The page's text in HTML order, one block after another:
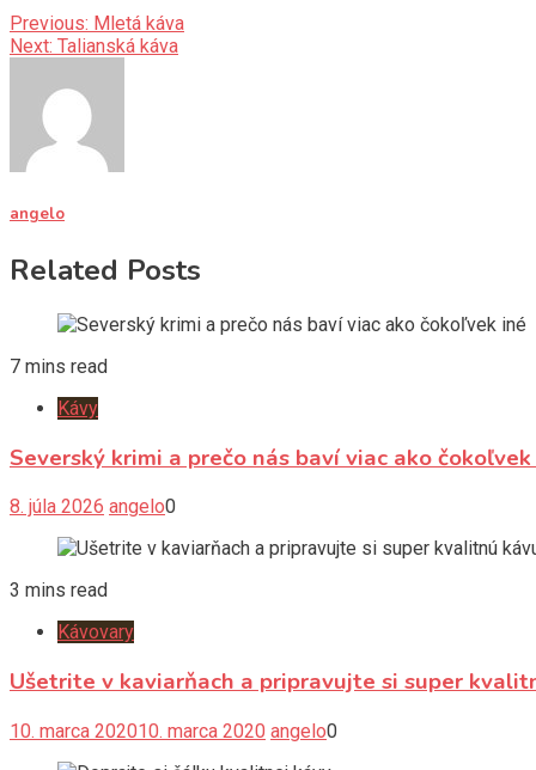
Previous: Mletá káva
Next: Talianská káva
angelo
Related Posts
7 mins read
Kávy
Severský krimi a prečo nás baví viac ako
8. júla 2026 angelo0
3 mins read
Kávovary
Ušetrite v kaviarňach a pripravujte si super
10. marca 202010. marca 2020 angelo0